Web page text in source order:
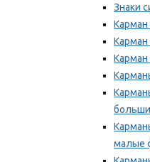
Знаки
Карман
Карман
малые